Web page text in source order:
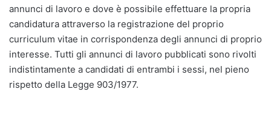
annunci di lavoro e dove è possibile effettuare la propria
candidatura attraverso la registrazione del proprio
curriculum vitae in corrispondenza degli annunci di proprio
interesse. Tutti gli annunci di lavoro pubblicati sono rivolti
indistintamente a candidati di entrambi i sessi, nel pieno
rispetto della Legge 903/1977.